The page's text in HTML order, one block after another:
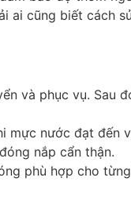
ai cũng biết cách
và phục vụ. Sau
mực nước đạt đến
nắp cẩn thận.
phù hợp cho